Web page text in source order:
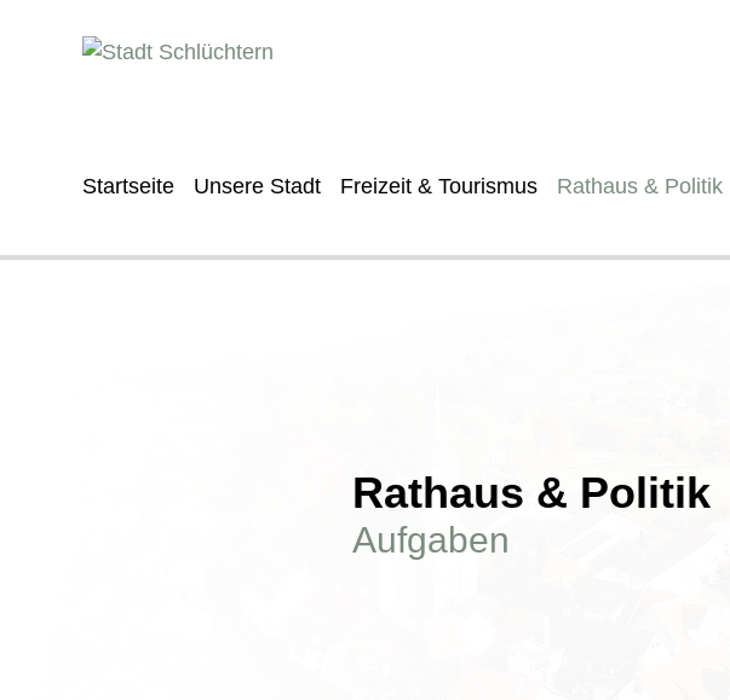
Startseite Unsere Stadt Freizeit & Tourismus Rathaus & Politik
Rathaus & Politik
Aufgaben